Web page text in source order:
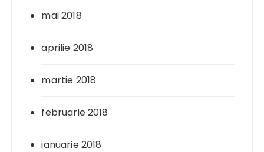
mai 2018
aprilie 2018
martie 2018
februarie 2018
ianuarie 2018